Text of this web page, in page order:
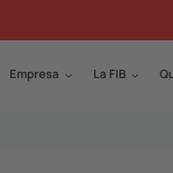
Empresa La FIB